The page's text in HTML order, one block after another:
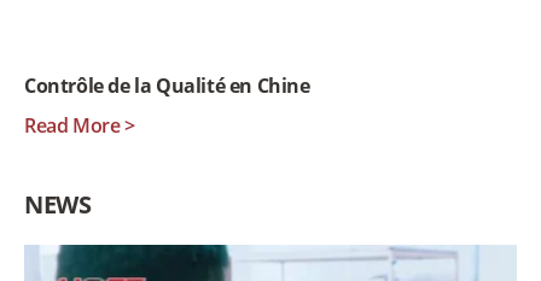
Contrôle de la Qualité en Chine
Read More >
NEWS